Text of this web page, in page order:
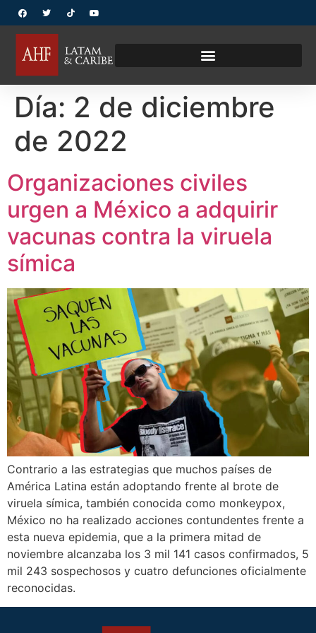
Día: 2 de diciembre
de 2022
Organizaciones civiles
urgen a México a adquirir
vacunas contra la viruela
símica
Contrario a las estrategias que muchos países de
América Latina están adoptando frente al brote de
viruela símica, también conocida como monkeypox,
México no ha realizado acciones contundentes frente a
esta nueva epidemia, que a la primera mitad de
noviembre alcanzaba los 3 mil 141 casos confirmados, 5
mil 243 sospechosos y cuatro defunciones oficialmente
reconocidas.